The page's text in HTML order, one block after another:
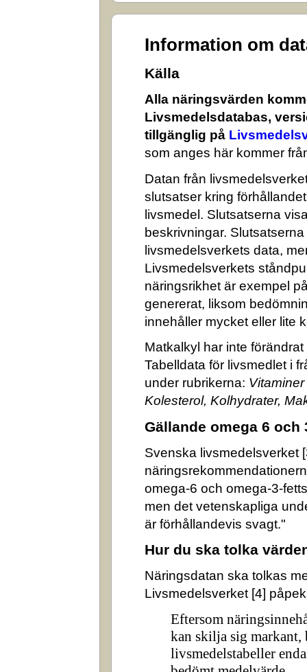
Information om
Källa
Alla näringsvärden
Livsmedelsdatabas,
tillgänglig på
som anges här kommer
Datan från
slutsatser kring
livsmedel. Slutsatserna
beskrivningar.
livsmedelsverkets data,
Livsmedelsverkets
näringsrikhet är exempel
genererat, liksom
innehåller mycket eller lite
Matkalkyl har inte
Tabelldata för livsmedlet i
under rubrikerna:
Kolesterol, Kolhydrater,
Gällande omega 6 och
Svenska livsmedelsverket
omega-6 och omega-3-
men det vetenskapliga
är förhållandevis svagt."
Hur du ska tolka
Näringsdatan ska tolkas
Livsmedelsverket [4]
Eftersom
kan skilja sig markant,
livsmedelstabeller